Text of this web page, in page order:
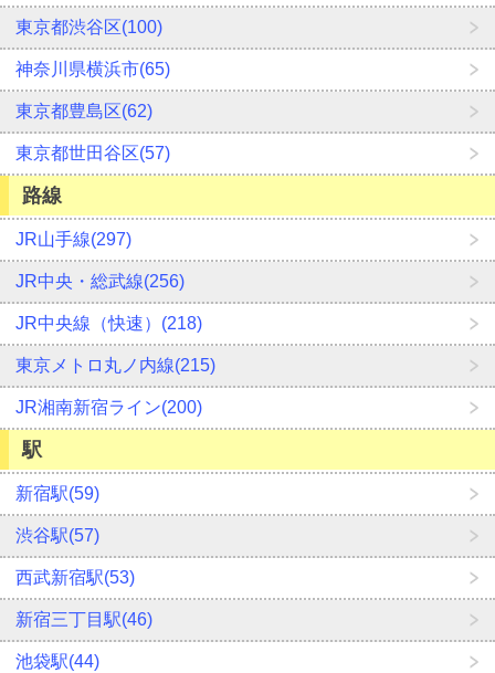
東京都渋谷区(100)
神奈川県横浜市(65)
東京都豊島区(62)
東京都世田谷区(57)
路線
JR山手線(297)
JR中央・総武線(256)
JR中央線（快速）(218)
東京メトロ丸ノ内線(215)
JR湘南新宿ライン(200)
駅
新宿駅(59)
渋谷駅(57)
西武新宿駅(53)
新宿三丁目駅(46)
池袋駅(44)